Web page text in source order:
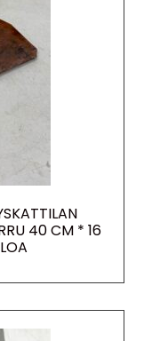
40 CM * 16